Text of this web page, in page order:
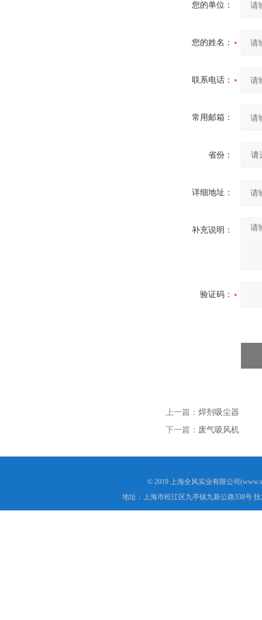
您的单位：
您的姓名：
联系电话：
常用邮箱：
省份：
详细地址：
补充说明：
验证码：
上一篇： 焊剂吸尘器
下一篇： 废气吸风机
© 2019 上海全风实业有限公司
地址：上海市松江区九亭镇九新公路338号